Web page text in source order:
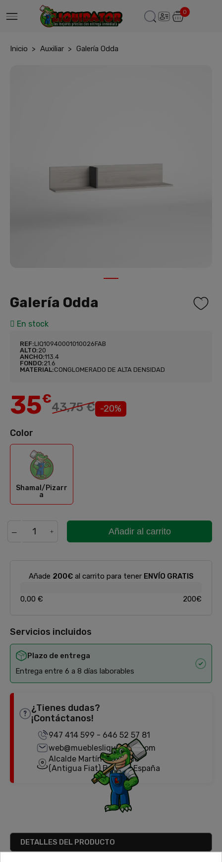
0
Inicio Auxiliar Galería Odda
Galería Odda
En stock
REF:LIQ10940001010026FAB
ALTO:20
ANCHO:113.4
FONDO:21.6
MATERIAL:CONGLOMERADO DE ALTA DENSIDAD
35€
43,75 € -20%
Color
Shamal/Pizarr
a
Shamal/Pizarra
Añadir al carrito
Añade 200€al carrito para tener ENVÍO GRATIS
0,00 € 200€
Servicios incluidos
Plazo de entrega
Entrega entre 6 a 8 días laborables
¿Tienes dudas?
¡Contáctanos!
947 414 599 - 646 52 57 81
web@mueblesliquidator.com
Alcalde Martín Cobos, 18
(Antigua Fiat) Burgos, España
DETALLES DEL PRODUCTO